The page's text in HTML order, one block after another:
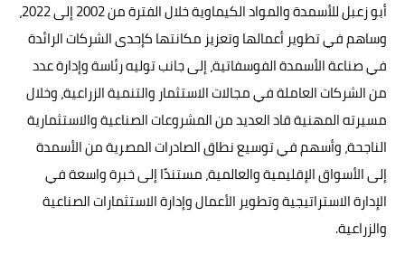
أبو زعبل للأسمدة والمواد الكيماوية خلال الفترة من 2002 إلى 2022،
وساهم في تطوير أعمالها وتعزيز مكانتها كإحدى الشركات الرائدة
في صناعة الأسمدة الفوسفاتية، إلى جانب توليه رئاسة وإدارة عدد
من الشركات العاملة في مجالات الاستثمار والتنمية الزراعية، وخلال
مسيرته المهنية قاد العديد من المشروعات الصناعية والاستثمارية
الناجحة، وأسهم في توسيع نطاق الصادرات المصرية من الأسمدة
إلى الأسواق الإقليمية والعالمية، مستندًا إلى خبرة واسعة في
الإدارة الاستراتيجية وتطوير الأعمال وإدارة الاستثمارات الصناعية
والزراعية.